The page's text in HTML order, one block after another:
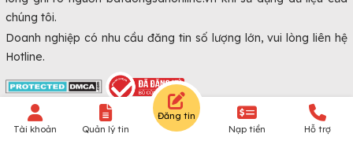
chúng tôi.
Doanh nghiệp có nhu cầu đăng tin số lượng lớn, vui lòng liên hệ
Hotline.
© Copyright 2010 - 2026 Batdongsanonline.vn.
Tài khoản Quản lý tin
Đăng tin
Nạp tiền
Hỗ trợ